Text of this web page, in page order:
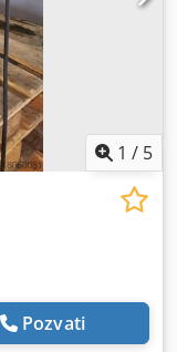
1 / 5
Pozvati